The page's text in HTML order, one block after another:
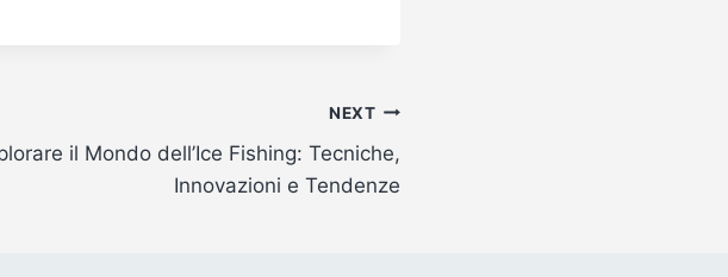
NEXT
il Mondo dell’Ice Fishing: Tecniche,
Innovazioni e Tendenze